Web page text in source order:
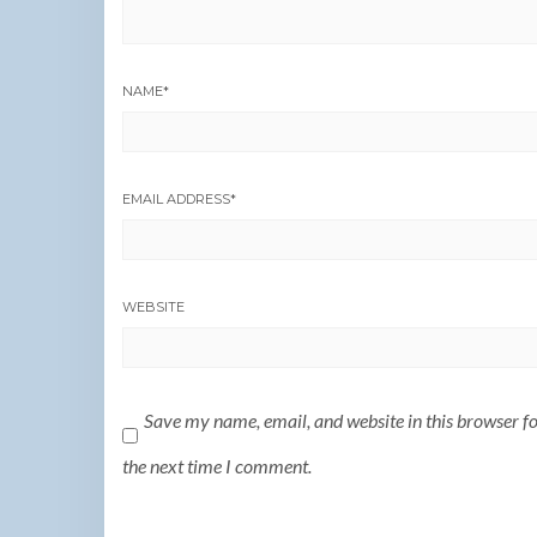
NAME*
EMAIL ADDRESS*
WEBSITE
Save my name, email, and website in this browser
the next time I comment.